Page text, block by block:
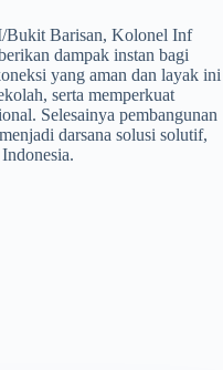
Bukit Barisan, Kolonel Inf
dampak instan bagi
yang aman dan layak ini
serta memperkuat
Selesainya pembangunan
darsana solusi solutif,